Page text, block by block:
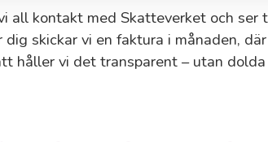
all kontakt med Skatteverket och ser
skickar vi en faktura i månaden,
håller vi det transparent – utan dolda